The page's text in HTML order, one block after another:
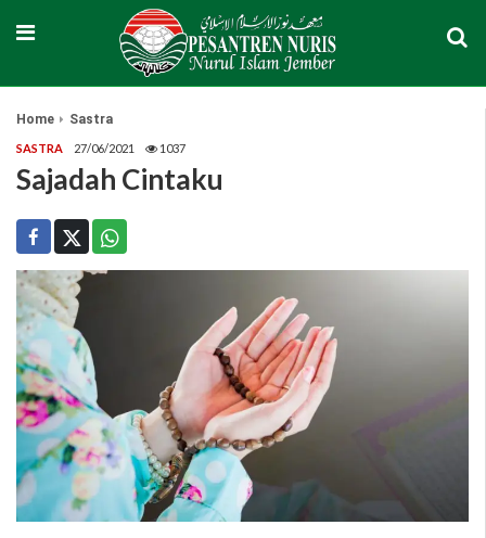
Home Sastra
SASTRA 27/06/2021 1037
Sajadah Cintaku